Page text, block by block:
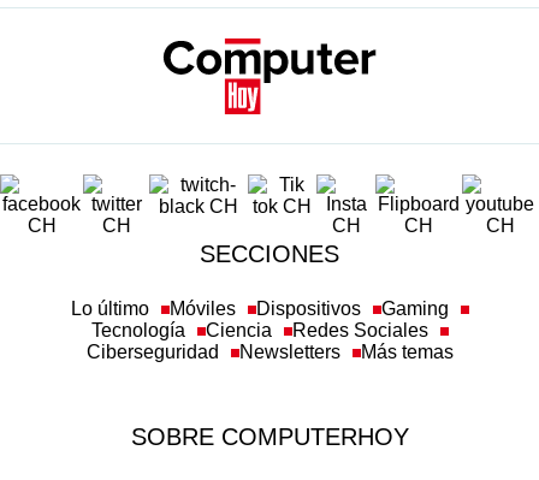
SECCIONES
Lo último Móviles Dispositivos
Gaming
Tecnología
Ciencia
Redes Sociales
Ciberseguridad
Newsletters Más temas
SOBRE COMPUTERHOY